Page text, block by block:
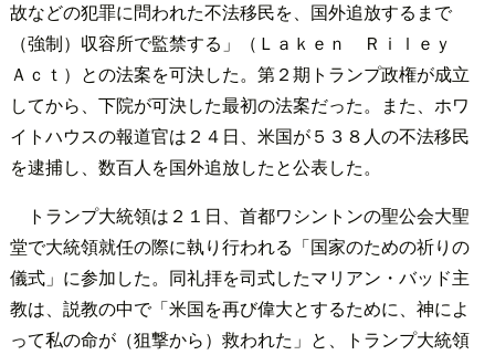
故などの犯罪に問われた不法移民を、国外追放するまで
（強制）収容所で監禁する」（Ｌａｋｅｎ Ｒｉｌｅｙ
Ａｃｔ）との法案を可決した。第２期トランプ政権が成立
してから、下院が可決した最初の法案だった。また、ホワ
イトハウスの報道官は２４日、米国が５３８人の不法移民
を逮捕し、数百人を国外追放したと公表した。
トランプ大統領は２１日、首都ワシントンの聖公会大聖
堂で大統領就任の際に執り行われる「国家のための祈りの
儀式」に参加した。同礼拝を司式したマリアン・バッド主
教は、説教の中で「米国を再び偉大とするために、神によ
って私の命が（狙撃から）救われた」と、トランプ大統領